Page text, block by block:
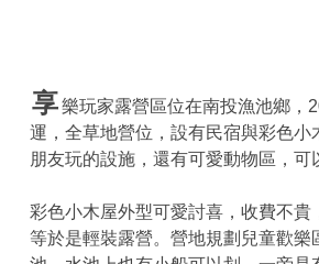
享樂玩家露營區位在南投漁池鄉，
運，全草地營位，設有民宿與彩色小
朋友玩的設施，還有可愛動物區，可
彩色小木屋外型可愛討喜，收費不貴
等於是輕裝露營。營地規劃兒童歡樂